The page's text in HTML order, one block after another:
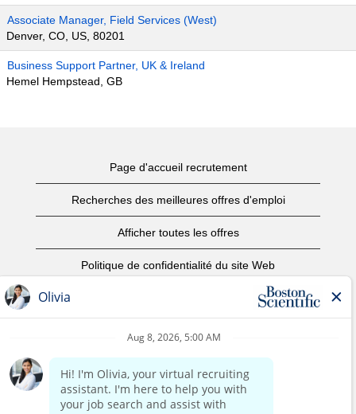
Associate Manager, Field Services (West)
Denver, CO, US, 80201
Business Support Partner, UK & Ireland
Hemel Hempstead, GB
Page d'accueil recrutement
Recherches des meilleures offres d'emploi
Afficher toutes les offres
Politique de confidentialité du site Web
Page d'accueil du site de l'entreprise